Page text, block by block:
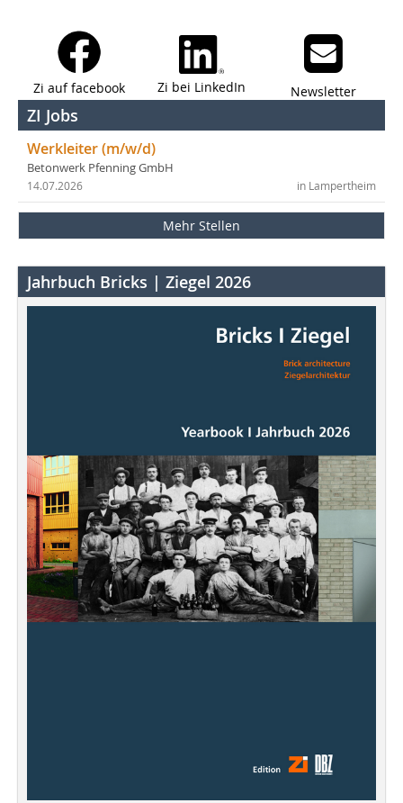
Zi auf facebook Zi bei LinkedIn Newsletter
ZI Jobs
Werkleiter (m/w/d)
Betonwerk Pfenning GmbH
in Lampertheim
14.07.2026
Mehr Stellen
Jahrbuch Bricks | Ziegel 2026